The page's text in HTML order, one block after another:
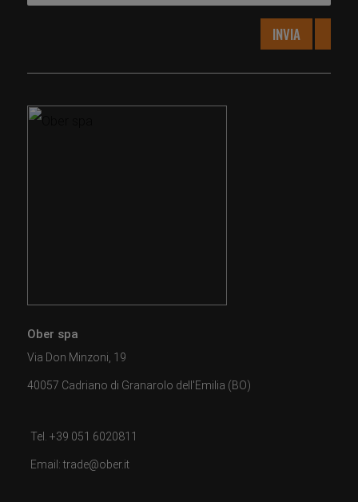
INVIA
Ober spa
Via Don Minzoni, 19
40057 Cadriano di Granarolo dell'Emilia (BO)
Tel. +39 051 6020811
Email: trade@ober.it